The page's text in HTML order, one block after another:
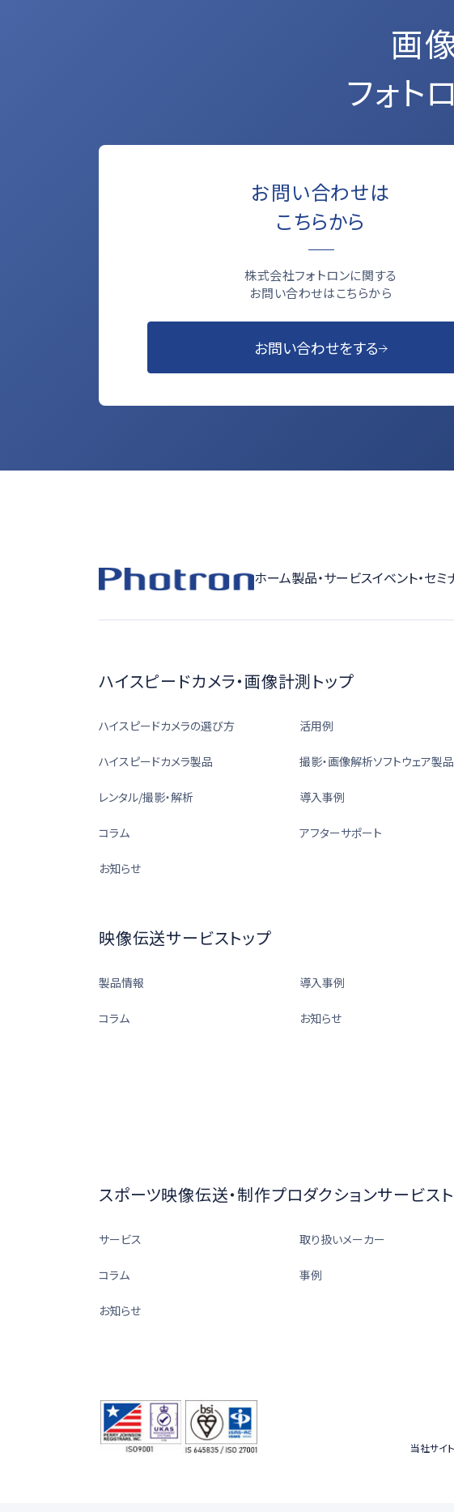
画
フォト
お問い合わせは
こちらから
株式会社フォトロンに関する
お問い合わせはこちらから
お問い合わせをする
ホーム製品・サービスイベント・セミ
ハイスピードカメラ・画像計測トップ
ハイスピードカメラの選び方 活用例
ハイスピードカメラ製品 撮影・画像解析ソフトウェア製品
レンタル/撮影・解析 導入事例
コラム アフターサポート
お知らせ
映像伝送サービストップ
製品情報 導入事例
コラム お知らせ
スポーツ映像伝送・制作プロダクションサービス
サービス 取り扱いメーカー
コラム 事例
お知らせ
当社サイ